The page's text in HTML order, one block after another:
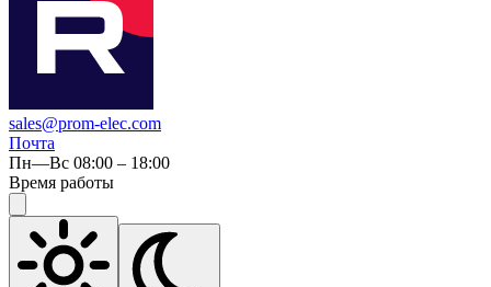
sales@prom-elec.com
Почта
Пн—Вс 08:00 – 18:00
Время работы